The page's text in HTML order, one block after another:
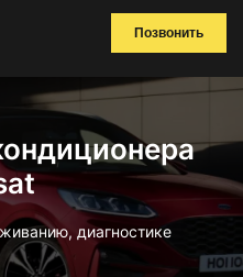
Позвонить
диагностике